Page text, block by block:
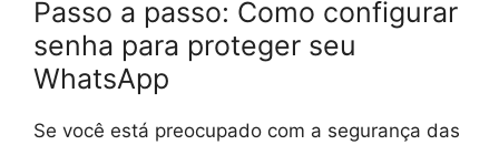
Passo a passo: Como configurar
senha para proteger seu
WhatsApp
Se você está preocupado com a segurança das